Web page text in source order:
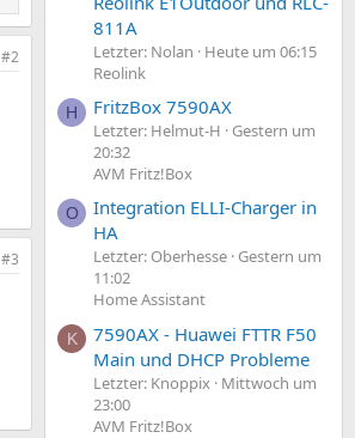
#2
#3
811A
Letzter: Nolan
Heute um 06:15
Reolink
H FritzBox 7590AX
Letzter: Helmut-H
Gestern um
20:32
AVM Fritz!Box
O
Integration ELLI-Charger in
HA
Letzter: Oberhesse Gestern um
11:02
Home Assistant
K
7590AX - Huawei FTTR F50
Main und DHCP Probleme
Letzter: Knoppix
Mittwoch um
23:00
AVM Fritz!Box